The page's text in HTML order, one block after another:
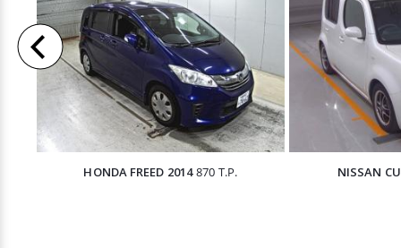
HONDA FREED 2014 870 Т.Р. NISSAN